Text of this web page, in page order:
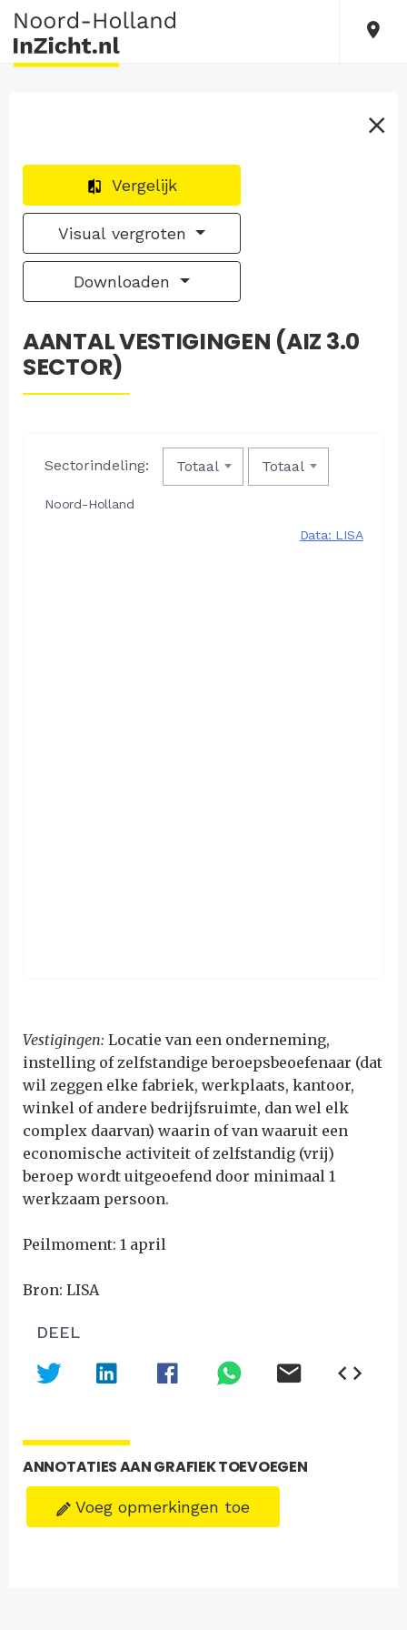
Vergelijk
Visual vergroten
Downloaden
AANTAL VESTIGINGEN (AIZ 3.0
SECTOR)
Vestigingen: Locatie van een onderneming,
instelling of zelfstandige beroepsbeoefenaar (dat
wil zeggen elke fabriek, werkplaats, kantoor,
winkel of andere bedrijfsruimte, dan wel elk
complex daarvan) waarin of van waaruit een
economische activiteit of zelfstandig (vrij)
beroep wordt uitgeoefend door minimaal 1
werkzaam persoon.
Peilmoment: 1 april
Bron: LISA
DEEL
ANNOTATIES AAN GRAFIEK TOEVOEGEN
Voeg opmerkingen toe